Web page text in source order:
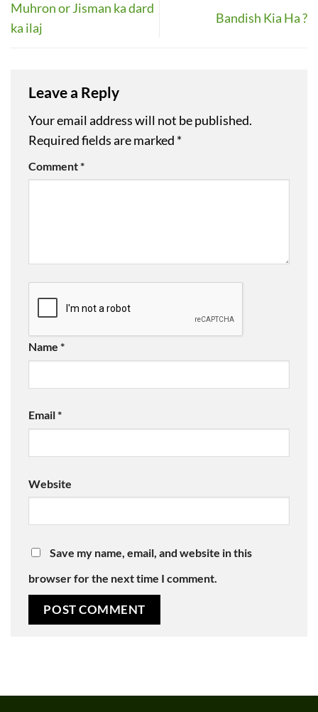
Muhron or Jisman ka dard
ka ilaj
Bandish Kia Ha ?
Leave a Reply
Your email address will not be published.
Required fields are marked *
Comment*
Name *
Email*
Website
Save my name, email, and website in this
browser for the next time I comment.